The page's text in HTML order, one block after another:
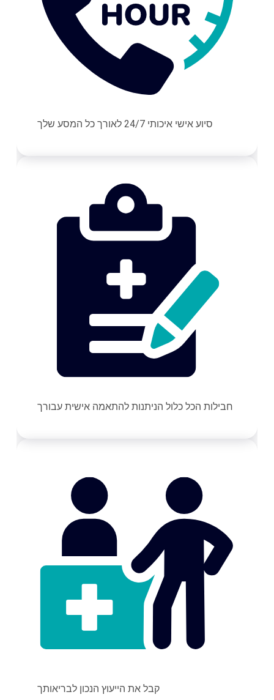
סיוע אישי איכותי 24/7 לאורך כל המסע שלך
חבילות הכל כלול הניתנות להתאמה אישית עבורך
קבל את הייעוץ הנכון לבריאותך